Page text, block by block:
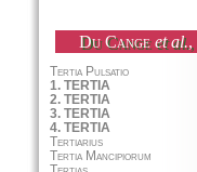
Du Cange et al.,